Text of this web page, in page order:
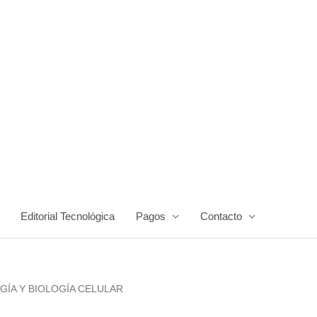
Editorial Tecnológica Pagos Contacto
Y BIOLOGÍA CELULAR